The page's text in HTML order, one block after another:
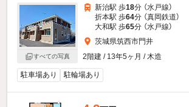
すべての写真
新治駅 歩18分 （水戸線）
折本駅 歩64分 （真岡鉄道）
大和駅 歩65分 （水戸線）
茨城県筑西市門井
2階建 / 13年5ヶ月 / 木造
駐車場あり 駐輪場あり